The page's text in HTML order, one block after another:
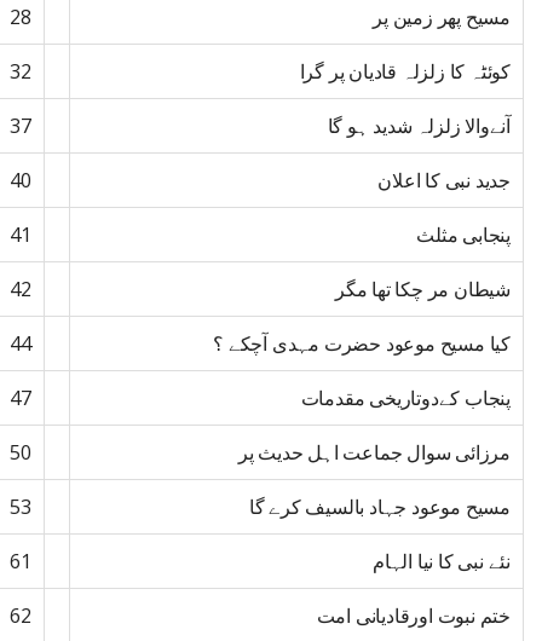
مسیح پھر زمین پر 28
کوئٹہ کا زلزلہ قادیان پر گرا 32
آنےوالا زلزلہ شدید ہو گا 37
جدید نبی کا اعلان 40
پنجابی مثلث 41
شیطان مر چکا تھا مگر 42
كيا مسیح موعود حضرت مہدی آچکے ؟ 44
پنجاب کےدوتاریخی مقدمات 47
مرزائی سوال جماعت اہل حدیث پر 50
مسیح موعود جہاد بالسیف کرے گا 53
نئے نبی کا نیا الہام 61
ختم نبوت اورقادیانی امت 62